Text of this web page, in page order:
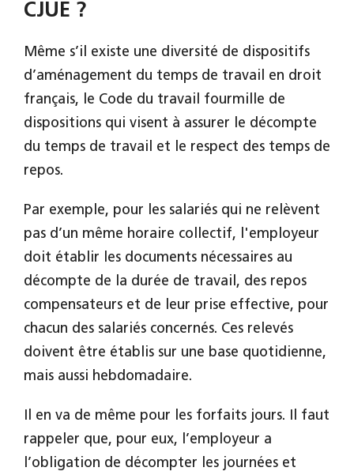
CJUE ?
Même s’il existe une diversité de dispositifs
d’aménagement du temps de travail en droit
français, le Code du travail fourmille de
dispositions qui visent à assurer le décompte
du temps de travail et le respect des temps de
repos.
Par exemple, pour les salariés qui ne relèvent
pas d’un même horaire collectif, l'employeur
doit établir les documents nécessaires au
décompte de la durée de travail, des repos
compensateurs et de leur prise effective, pour
chacun des salariés concernés. Ces relevés
doivent être établis sur une base quotidienne,
mais aussi hebdomadaire.
Il en va de même pour les forfaits jours. Il faut
rappeler que, pour eux, l’employeur a
l’obligation de décompter les journées et